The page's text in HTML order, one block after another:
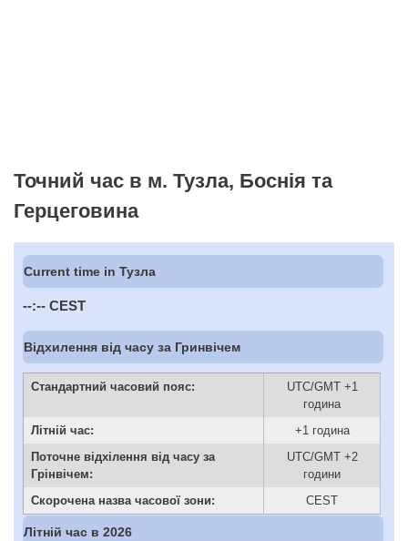
Точний час в м. Тузла, Боснія та
Герцеговина
Current time in Тузла
--:-- CEST
Відхилення від часу за Гринвічем
Стандартний часовий пояс:
UTC/GMT +1
година
Літній час:
+1 година
Поточне відхілення від часу за
Грінвічем:
UTC/GMT +2
години
Скорочена назва часової зони:
CEST
Літній час в 2026